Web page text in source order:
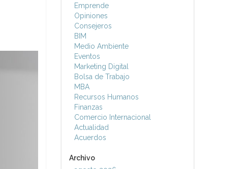
Emprende
Opiniones
Consejeros
BIM
Medio Ambiente
Eventos
Marketing Digital
Bolsa de Trabajo
MBA
Recursos Humanos
Finanzas
Comercio Internacional
Actualidad
Acuerdos
Archivo